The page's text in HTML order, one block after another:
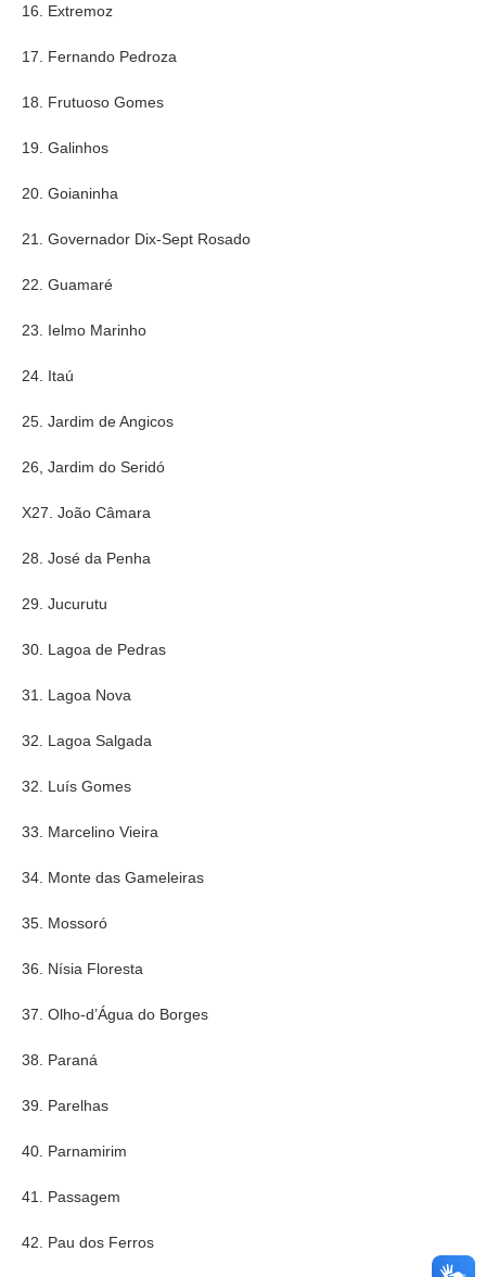
16. Extremoz
17. Fernando Pedroza
18. Frutuoso Gomes
19. Galinhos
20. Goianinha
21. Governador Dix-Sept Rosado
22. Guamaré
23. Ielmo Marinho
24. Itaú
25. Jardim de Angicos
26, Jardim do Seridó
X27. João Câmara
28. José da Penha
29. Jucurutu
30. Lagoa de Pedras
31. Lagoa Nova
32. Lagoa Salgada
32. Luís Gomes
33. Marcelino Vieira
34. Monte das Gameleiras
35. Mossoró
36. Nísia Floresta
37. Olho-d’Água do Borges
38. Paraná
39. Parelhas
40. Parnamirim
41. Passagem
42. Pau dos Ferros